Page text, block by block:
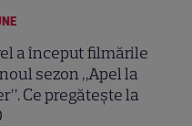
a început filmările
sezon „Apel la
Ce pregătește la